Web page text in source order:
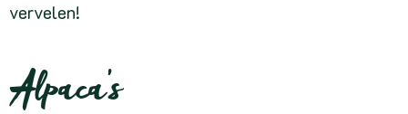
vervelen!
Alpaca’s